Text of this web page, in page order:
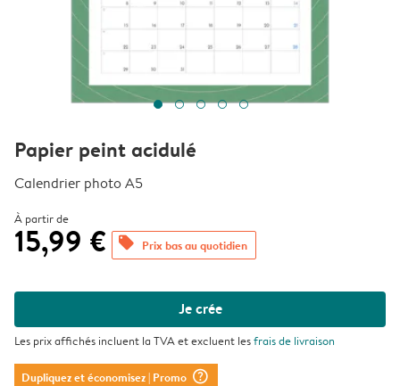
Papier peint acidulé
Calendrier photo A5
À partir de
15,99 € offers Prix bas au quotidien
Je crée
Les prix affichés incluent la TVA et excluent lesfrais de livraison
Dupliquez et économisez| Promo question_mark_circle